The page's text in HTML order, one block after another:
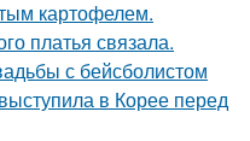
картофелем.
платья связала.
с бейсболистом
в Корее перед